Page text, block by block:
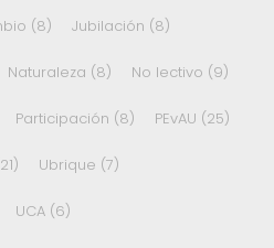
(8) Jubilación (8)
Naturaleza (8) No lectivo (9)
Participación (8) PEvAU (25)
Ubrique (7)
UCA (6)